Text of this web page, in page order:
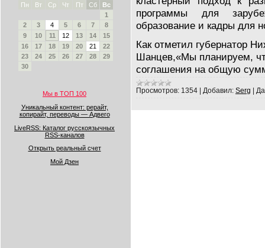
Пн
Вт Ср Чт Пт Сб
Вс
1
2
3 4 5 6 7
8
9
10 11 12 13 14
15
16
17 18 19 20 21
22
23
24 25 26 27 28
29
30
Мы в ТОП 100
Уникальный контент: рерайт,
копирайт, переводы — Адвего
LiveRSS: Каталог русскоязычных
RSS-каналов
Открыть реальный счет
Мой Дзен
программы для
образование и кадры для
Как отметил губернатор
Шанцев,«Мы планируем,
соглашения на общую
Просмотров: 1354 Добавил: Serg